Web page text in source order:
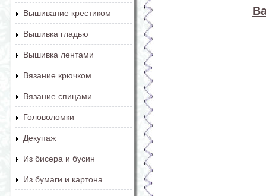
Вышивание крестиком
Вышивка гладью
Вышивка лентами
Вязание крючком
Вязание спицами
Головоломки
Декупаж
Из бисера и бусин
Из бумаги и картона